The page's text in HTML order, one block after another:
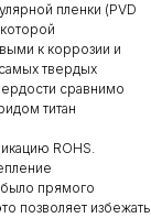
пленки (PVD
к коррозии и
твердых
сравнимо
титан
ROHS.
прямого
позволяет избежать